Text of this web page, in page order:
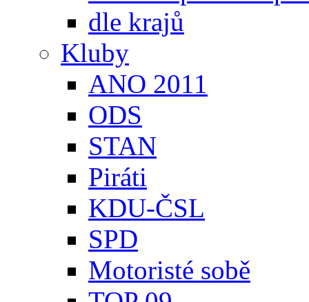
dle krajů
Kluby
ANO 2011
ODS
STAN
Piráti
KDU-ČSL
SPD
Motoristé sobě